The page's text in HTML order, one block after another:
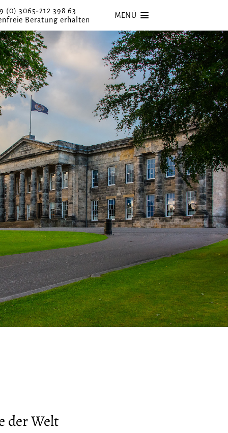
(0) 3065-212 398 63
Beratung erhalten
MENÜ
der Welt